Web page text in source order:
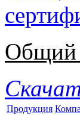
Общий
Продукция